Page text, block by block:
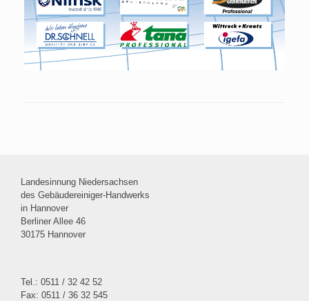
Landesinnung Niedersachsen
des Gebäudereiniger-Handwerks
in Hannover
Berliner Allee 46
30175 Hannover
Tel.: 0511 / 32 42 52
Fax: 0511 / 36 32 545